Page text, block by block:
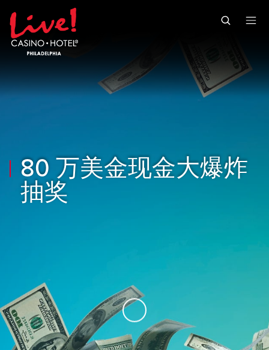
Skip to main content
Skip to mobile navigation
Skip to search
80 万美金现金大爆炸
抽奖
Skip to Main Content